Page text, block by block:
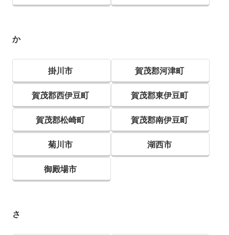
か
掛川市 賀茂郡河津町
賀茂郡西伊豆町 賀茂郡東伊豆町
賀茂郡松崎町 賀茂郡南伊豆町
菊川市 湖西市
御殿場市
さ